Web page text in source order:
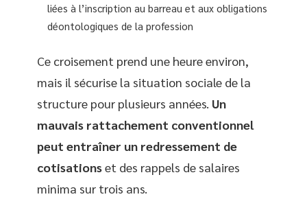
liées à l’inscription au barreau et aux obligations
déontologiques de la profession
Ce croisement prend une heure environ,
mais il sécurise la situation sociale de la
structure pour plusieurs années. Un
mauvais rattachement conventionnel
peut entraîner un redressement de
cotisationset des rappels de salaires
minima sur trois ans.